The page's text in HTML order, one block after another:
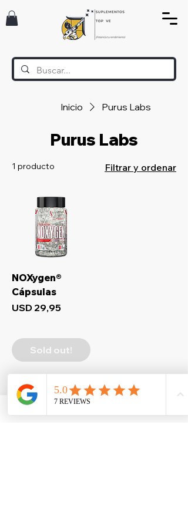
Inicio Purus Labs
Purus Labs
1 producto Filtrar y ordenar
NOXygen®
Cápsulas
Precio
USD 29,95
Sold out!